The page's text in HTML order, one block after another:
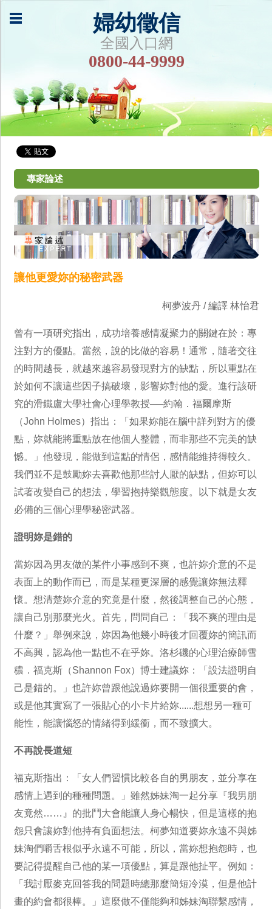
婦幼徵信
全國入口網
0800-44-9999
專家論述
讓他更愛妳的秘密武器
柯夢波丹 / 編譯 林怡君
曾有一項研究指出，成功培養感情凝聚力的關鍵在於：專
注對方的優點。當然，說的比做的容易！通常，隨著交往
的時間越長，就越來越容易發現對方的缺點，所以重點在
於如何不讓這些因子搞破壞，影響妳對他的愛。進行該研
究的滑鐵盧大學社會心理學教授──約翰．福爾摩斯
（John Holmes）指出：「如果妳能在腦中詳列對方的優
點，妳就能將重點放在他個人整體，而非那些不完美的缺
憾。」他發現，能做到這點的情侶，感情能維持得較久。
我們並不是鼓勵妳去喜歡他那些討人厭的缺點，但妳可以
試著改變自己的想法，學習抱持樂觀態度。以下就是女友
必備的三個心理學秘密武器。
證明妳是錯的
當妳因為男友做的某件小事感到不爽，也許妳介意的不是
表面上的動作而已，而是某種更深層的感覺讓妳無法釋
懷。想清楚妳介意的究竟是什麼，然後調整自己的心態，
讓自己別那麼光火。首先，問問自己：「我不爽的理由是
什麼？」舉例來說，妳因為他幾小時後才回覆妳的簡訊而
不高興，認為他一點也不在乎妳。洛杉磯的心理治療師雪
穠．福克斯（Shannon Fox）博士建議妳：「設法證明自
己是錯的。」也許妳曾跟他說過妳要開一個很重要的會，
或是他其實寫了一張貼心的小卡片給妳......想想另一種可
能性，能讓惱怒的情緒得到緩衝，而不致擴大。
不再說長道短
福克斯指出：「女人們習慣比較各自的男朋友，並分享在
感情上遇到的種種問題。」雖然姊妹淘一起分享『我男朋
友竟然……』的批鬥大會能讓人身心暢快，但是這樣的抱
怨只會讓妳對他持有負面想法。柯夢知道要妳永遠不與姊
妹淘們嚼舌根似乎永遠不可能，所以，當妳想抱怨時，也
要記得提醒自己他的某一項優點，算是跟他扯平。例如：
「我討厭麥克回答我的問題時總那麼簡短冷漠，但是他計
畫的約會都很棒。」這麼做不僅能夠和姊妹淘聯繫感情，